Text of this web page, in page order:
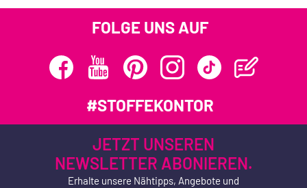
FOLGE UNS AUF
#STOFFEKONTOR
JETZT UNSEREN
NEWSLETTER ABONIEREN.
Erhalte unsere Nähtipps, Angebote und